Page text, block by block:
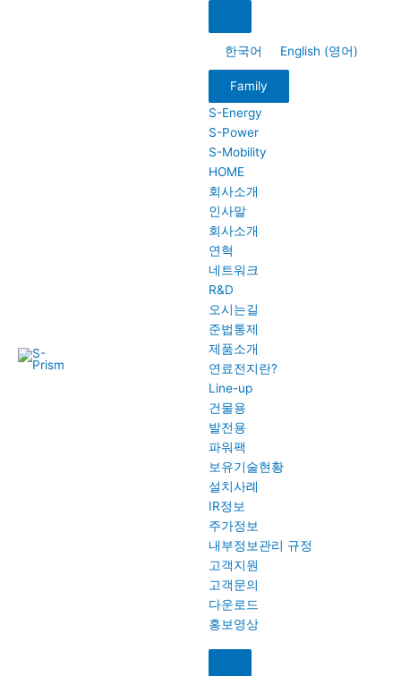
한국어 English (영어)
Family
S-Energy
S-Power
S-Mobility
Menu
HOME
회사소개
인사말
회사소개
연혁
네트워크
R&D
오시는길
준법통제
제품소개
연료전지란?
Line-up
건물용
발전용
파워팩
보유기술현황
설치사례
IR정보
주가정보
내부정보관리 규정
고객지원
고객문의
다운로드
홍보영상